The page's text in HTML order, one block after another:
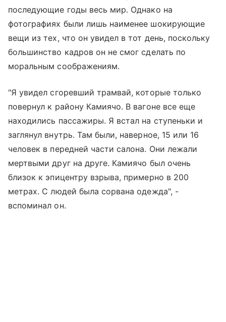
последующие годы весь мир. Однако на
фотографиях были лишь наименее шокирующие
вещи из тех, что он увидел в тот день, поскольку
большинство кадров он не смог сделать по
моральным соображениям.
"Я увидел сгоревший трамвай, которые только
повернул к району Камиячо. В вагоне все еще
находились пассажиры. Я встал на ступеньки и
заглянул внутрь. Там были, наверное, 15 или 16
человек в передней части салона. Они лежали
мертвыми друг на друге. Камиячо был очень
близок к эпицентру взрыва, примерно в 200
метрах. С людей была сорвана одежда", -
вспоминал он.